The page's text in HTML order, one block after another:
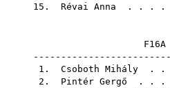
15. Révai Anna . . . .
1. Csoboth Mihály . .
2. Pintér Gergő . . .